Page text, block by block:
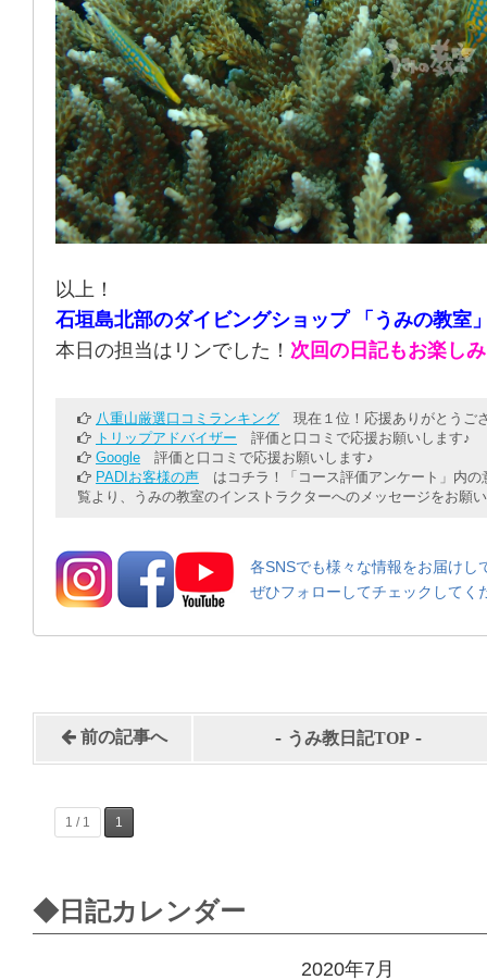
以上！
石垣島北部のダイビングショップ 「うみの教室
本日の担当はリンでした！ 次回の日記もお楽し
八重山厳選口コミランキング 現在１位！応援ありがとうご
トリップアドバイザー 評価と口コミで応援お願いします♪
Google 評価と口コミで応援お願いします♪
PADIお客様の声 はコチラ！「コース評価アンケート」内の
覧より、うみの教室のインストラクターへのメッセージをお願
各SNSでも様々な情報をお届けし
ぜひフォローしてチェックしてく
前の記事へ - うみ教日記TOP -
1 / 1 1
◆日記カレンダー
2020年7月